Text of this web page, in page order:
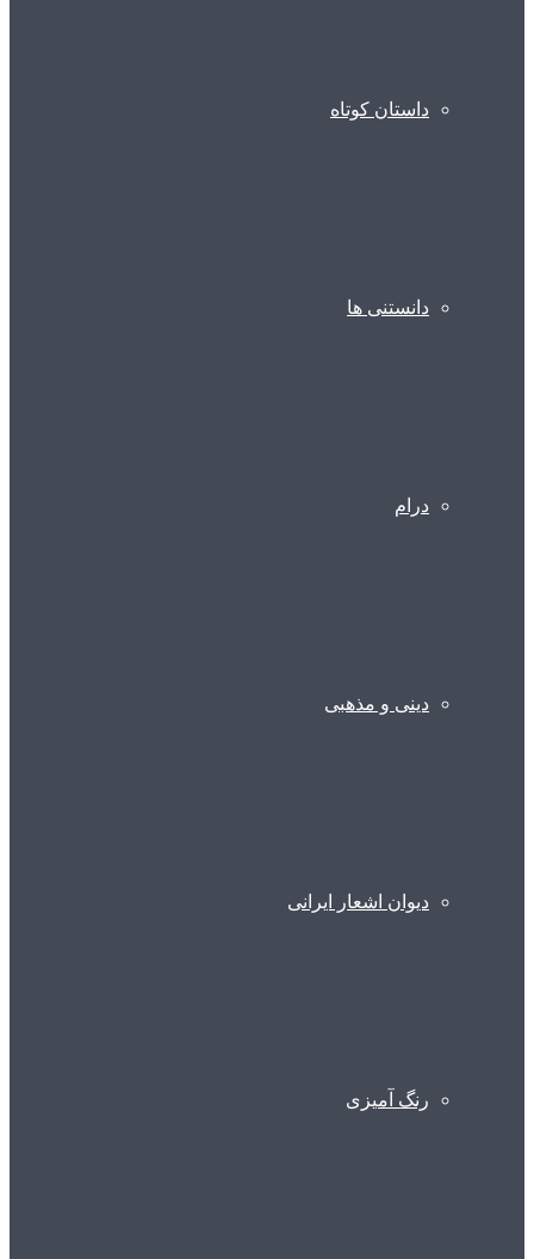
داستان کوتاه
دانستنی ها
درام
دینی و مذهبی
دیوان اشعار ایرانی
رنگ آمیزی